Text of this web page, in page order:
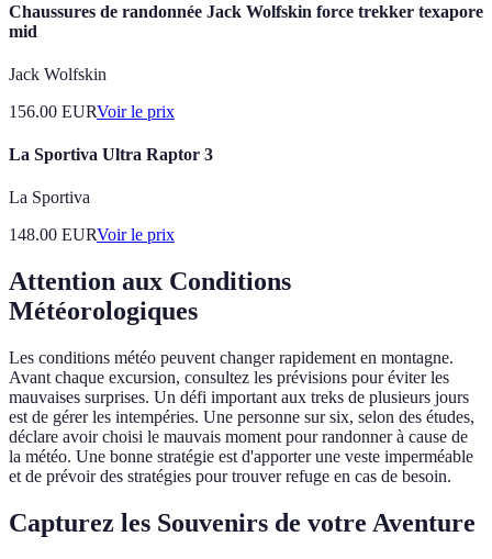
Chaussures de randonnée Jack Wolfskin force trekker texapore
mid
Jack Wolfskin
156.00 EURVoir le prix
La Sportiva Ultra Raptor 3
La Sportiva
148.00 EURVoir le prix
Attention aux Conditions
Météorologiques
Les conditions météo peuvent changer rapidement en montagne.
Avant chaque excursion, consultez les prévisions pour éviter les
mauvaises surprises. Un défi important aux treks de plusieurs jours
est de gérer les intempéries. Une personne sur six, selon des études,
déclare avoir choisi le mauvais moment pour randonner à cause de
la météo. Une bonne stratégie est d'apporter une veste imperméable
et de prévoir des stratégies pour trouver refuge en cas de besoin.
Capturez les Souvenirs de votre Aventure